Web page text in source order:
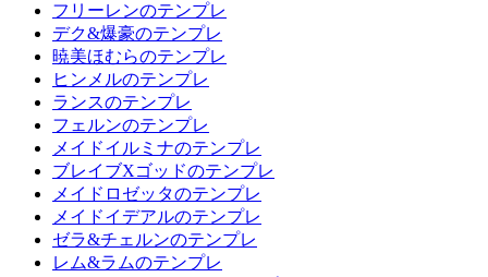
フリーレンのテンプレ
デク&爆豪のテンプレ
暁美ほむらのテンプレ
ヒンメルのテンプレ
ランスのテンプレ
フェルンのテンプレ
メイドイルミナのテンプレ
ブレイブXゴッドのテンプレ
メイドロゼッタのテンプレ
メイドイデアルのテンプレ
ゼラ&チェルンのテンプレ
レム&ラムのテンプレ